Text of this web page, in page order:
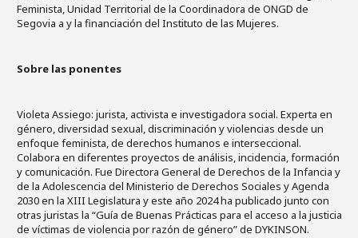
Feminista, Unidad Territorial de la Coordinadora de ONGD de
Segovia a y la financiación del Instituto de las Mujeres.
Sobre las ponentes
Violeta Assiego: jurista, activista e investigadora social. Experta en
género, diversidad sexual, discriminación y violencias desde un
enfoque feminista, de derechos humanos e interseccional.
Colabora en diferentes proyectos de análisis, incidencia, formación
y comunicación. Fue Directora General de Derechos de la Infancia y
de la Adolescencia del Ministerio de Derechos Sociales y Agenda
2030 en la XIII Legislatura y este año 2024 ha publicado junto con
otras juristas la “Guía de Buenas Prácticas para el acceso a la justicia
de víctimas de violencia por razón de género” de DYKINSON.